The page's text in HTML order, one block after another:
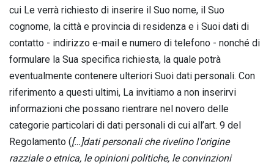
cui Le verrà richiesto di inserire il Suo nome, il Suo
cognome, la città e provincia di residenza e i Suoi dati di
contatto - indirizzo e-mail e numero di telefono - nonché di
formulare la Sua specifica richiesta, la quale potrà
eventualmente contenere ulteriori Suoi dati personali. Con
riferimento a questi ultimi, La invitiamo a non inserirvi
informazioni che possano rientrare nel novero delle
categorie particolari di dati personali di cui all’art. 9 del
Regolamento ([…]dati personali che rivelino l'origine
razziale o etnica, le opinioni politiche, le convinzioni